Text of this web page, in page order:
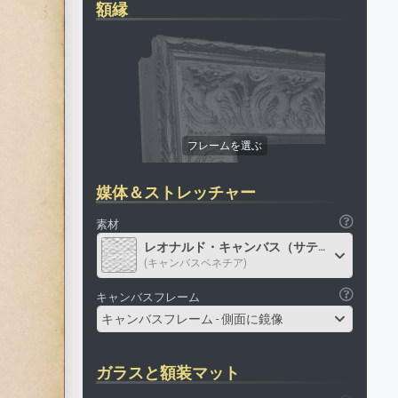
額縁
媒体＆ストレッチャー
素材
レオナルド・キャンバス（サテン）
(キャンバスベネチア)
キャンバスフレーム
キャンバスフレーム - 側面に鏡像
ガラスと額装マット